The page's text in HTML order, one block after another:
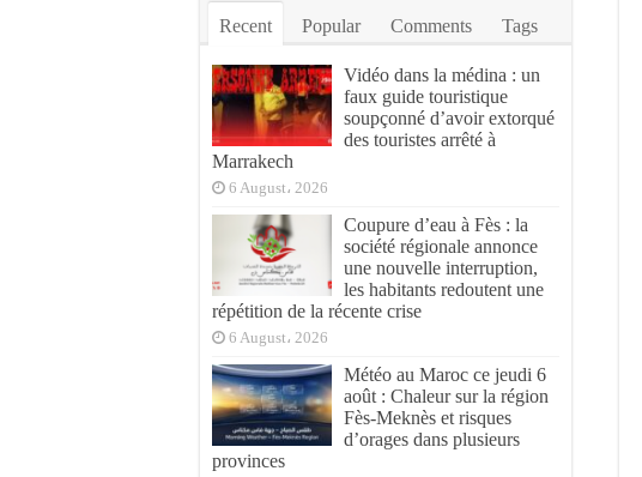
Recent Popular Comments Tags
Vidéo dans la médina : un
faux guide touristique
soupçonné d’avoir extorqué
des touristes arrêté à
Marrakech
6 August، 2026
Coupure d’eau à Fès : la
société régionale annonce
une nouvelle interruption,
les habitants redoutent une
répétition de la récente crise
6 August، 2026
Météo au Maroc ce jeudi 6
août : Chaleur sur la région
Fès-Meknès et risques
d’orages dans plusieurs
provinces